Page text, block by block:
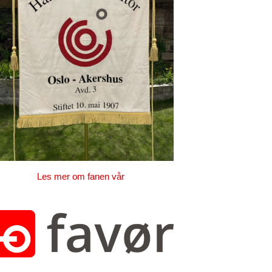
Les mer om fanen vår